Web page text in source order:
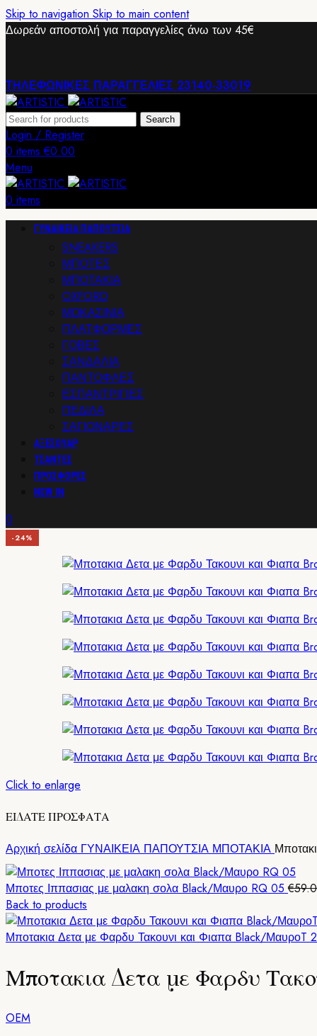
Skip to navigation Skip to main content
Δωρεάν αποστολή για παραγγελίες άνω των 45€
ΤΗΛΕΦΩΝΙΚΕΣ ΠΑΡΑΓΓΕΛΙΕΣ 23140-33019
Search
Login / Register
0 items €0.00
Menu
0 items
ΓΥΝΑΙΚΕΙΑ ΠΑΠΟΥΤΣΙΑ
SNEAKERS
ΜΠΟΤΕΣ
ΜΠΟΤΑΚΙΑ
OXFORD
ΜΟΚΑΣΙΝΙΑ
ΠΛΑΤΦΟΡΜΕΣ
ΓΟΒΕΣ
ΣΑΝΔΑΛΙΑ
ΠΑΝΤΟΦΛΕΣ
ΕΣΠΑΝΤΡΙΓΙΕΣ
ΠΕΔΙΛΑ
ΣΑΓΙΟΝΑΡΕΣ
ΑΞΕΣΟΥΑΡ
ΤΣΑΝΤΕΣ
ΠΡΟΣΦΟΡΕΣ
NEW IN
0
-24%
Click to enlarge
ΕΙΔΑΤΕ ΠΡΟΣΦΑΤΑ
Αρχική σελίδα ΓΥΝΑΙΚΕΙΑ ΠΑΠΟΥΤΣΙΑ ΜΠΟΤΑΚΙΑ
Μποτες Ιππασιας με μαλακη σολα Black/Μαυρο RQ 05€
Back to products
Μποτακια Δετα με Φαρδυ Τακουνι και Φιαπα Black/ΜαυροT
Μποτακια Δετα με Φαρδυ
OEM